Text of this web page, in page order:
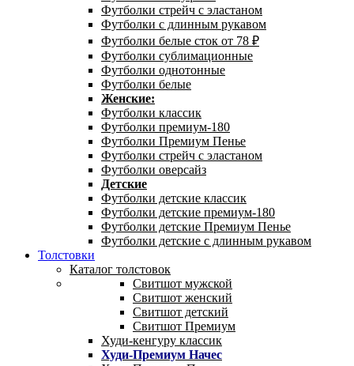
Футболки стрейч с эластаном
Футболки с длинным рукавом
Футболки белые сток от 78 ₽
Футболки сублимационные
Футболки однотонные
Футболки белые
Женские:
Футболки классик
Футболки премиум-180
Футболки Премиум Пенье
Футболки стрейч с эластаном
Футболки оверсайз
Детские
Футболки детские классик
Футболки детские премиум-180
Футболки детские Премиум Пенье
Футболки детские с длинным рукавом
Толстовки
Каталог толстовок
Свитшот мужской
Свитшот женский
Свитшот детский
Свитшот Премиум
Худи-кенгуру классик
Худи-Премиум Начес